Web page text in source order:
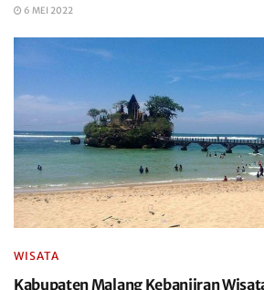
6 MEI 2022
WISATA
Kabupaten Malang Kebanjiran